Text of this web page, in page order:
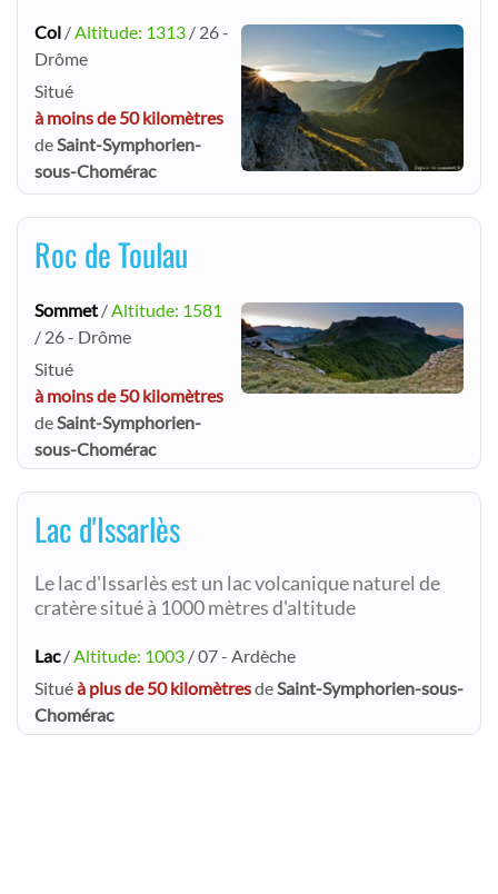
Col / Altitude: 1313 / 26 -
Drôme
Situé
à moins de 50 kilomètres
de Saint-Symphorien-
sous-Chomérac
Roc de Toulau
Sommet /Altitude: 1581
/ 26 - Drôme
Situé
à moins de 50 kilomètres
deSaint-Symphorien-
sous-Chomérac
Lac d'Issarlès
Le lac d'Issarlès est un lac volcanique naturel de
cratère situé à 1000 mètres d'altitude
Lac/Altitude: 1003 / 07 - Ardèche
Situéà plus de 50 kilomètresdeSaint-Symphorien-sous-
Chomérac